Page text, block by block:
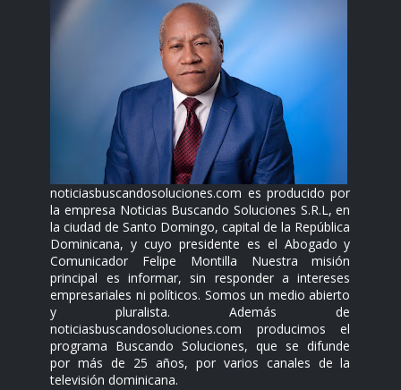
noticiasbuscandosoluciones.com es producido por
la empresa Noticias Buscando Soluciones S.R.L, en
la ciudad de Santo Domingo, capital de la República
Dominicana, y cuyo presidente es el Abogado y
Comunicador Felipe Montilla Nuestra misión
principal es informar, sin responder a intereses
empresariales ni políticos. Somos un medio abierto
y pluralista. Además de
noticiasbuscandosoluciones.com producimos el
programa Buscando Soluciones, que se difunde
por más de 25 años, por varios canales de la
televisión dominicana.